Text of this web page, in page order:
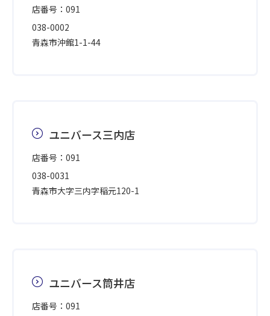
店番号：091
038-0002
青森市沖館1-1-44
ユニバース三内店
店番号：091
038-0031
青森市大字三内字稲元120-1
ユニバース筒井店
店番号：091